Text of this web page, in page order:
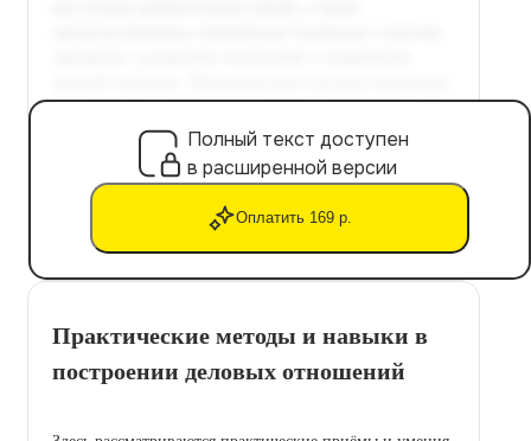
Полный текст доступен
в расширенной версии
Оплатить 169 р.
Практические методы и навыки в
построении деловых отношений